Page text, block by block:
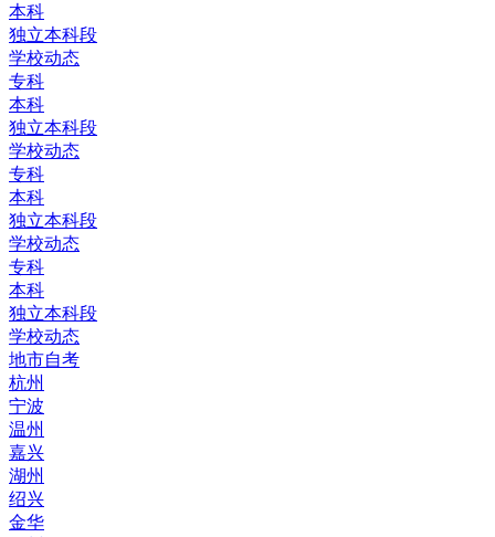
本科
独立本科段
学校动态
专科
本科
独立本科段
学校动态
专科
本科
独立本科段
学校动态
专科
本科
独立本科段
学校动态
地市自考
杭州
宁波
温州
嘉兴
湖州
绍兴
金华